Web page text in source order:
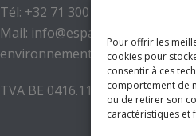
Pour offrir les
cookies pour
consentir à ces
comportement de
ou de retirer son
caractéristiques et
Tél: +32 71 300 300
Mail: info@espace-
environnement.be
TVA BE 0416.116.340